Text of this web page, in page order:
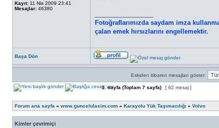
Kayıt: 11 Nis 2009 23:41
Mesajlar: 46380
Fotoğraflarımızda saydam imza
çalan emek hırsızlarını engellemektir.
Başa Dön
Eskiden itibaren mesajları göster:
1. sayfa (Toplam 7 sayfa) [ 62 mesaj ]
Forum ana sayfa » www.guncelulasim.com » Karayolu Yük Taşımacılığı » Volvo
Kimler çevrimiçi